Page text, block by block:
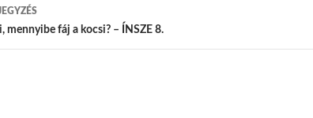
mennyibe fáj a kocsi? – ÍNSZE 8.